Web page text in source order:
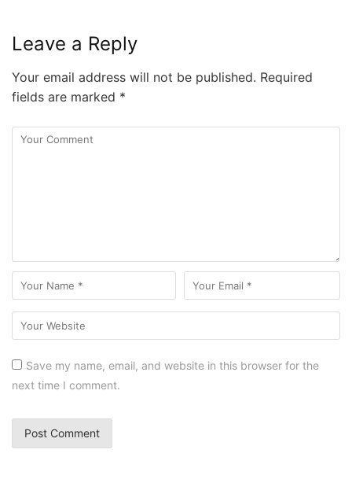
Leave a Reply
Your email address will not be published. Required
fields are marked *
Save my name, email, and website in this browser for the
next time I comment.